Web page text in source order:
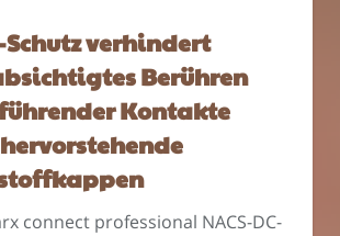
Schutz verhindert
Berühren
Kontakte
connect professional NACS-DC-